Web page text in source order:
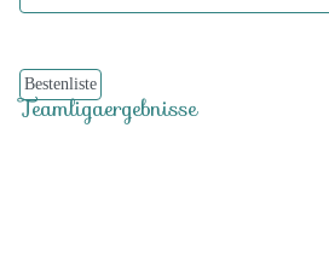
Teamligaergebnisse
Bestenliste